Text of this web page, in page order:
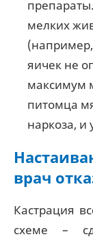
мелких
яичек не
максимум
питомца
наркоза, и
врач
Кастрация
схеме –